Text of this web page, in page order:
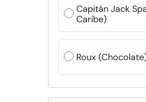
Capitán Jack
Caribe)
Roux